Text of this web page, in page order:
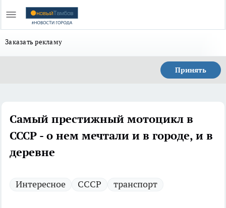
Заказать рекламу
Принять
Самый престижный мотоцикл в
СССР - о нем мечтали и в городе, и в
деревне
Интересное СССР транспорт